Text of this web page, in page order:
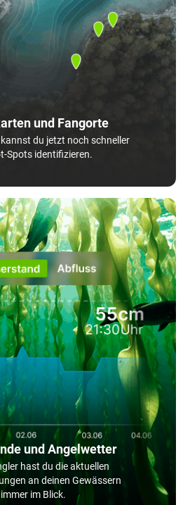
und Fangorte
du jetzt noch schneller
Spots identifizieren.
und Angelwetter
hast du die aktuellen
an deinen Gewässern
immer im Blick.